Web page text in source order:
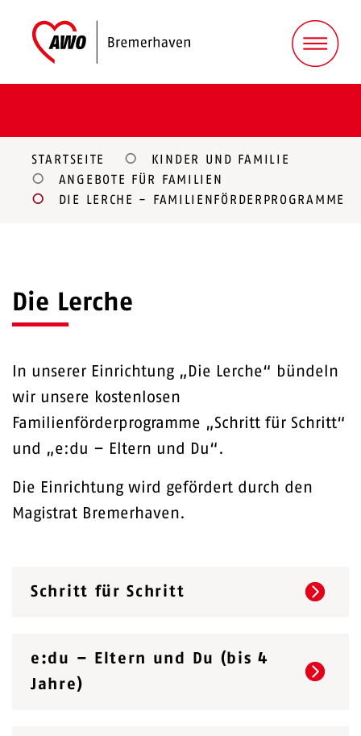
STARTSEITE
KINDER UND FAMILIE
ANGEBOTE FÜR FAMILIEN
DIE LERCHE - FAMILIENFÖRDERPROGRAMME
Die Lerche
In unserer Einrichtung „Die Lerche“ bündeln
wir unsere kostenlosen
Familienförderprogramme „Schritt für Schritt“
und „e:du – Eltern und Du“.
Die Einrichtung wird gefördert durch den
Magistrat Bremerhaven.
Schritt für Schritt
e:du – Eltern und Du (bis 4
Jahre)